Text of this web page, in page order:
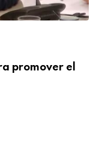
promover el